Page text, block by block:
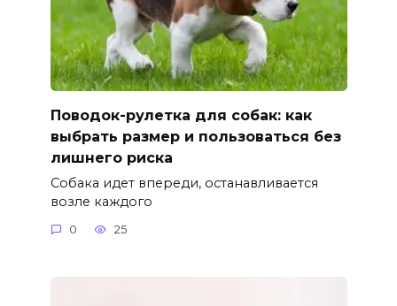
Поводок-рулетка для собак: как
выбрать размер и пользоваться без
лишнего риска
Собака идет впереди, останавливается
возле каждого
0 25